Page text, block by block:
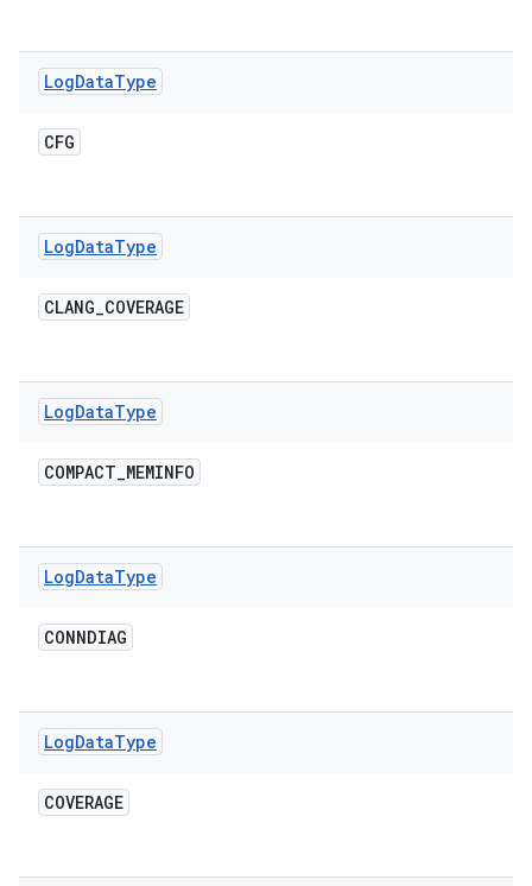
LogDataType
CFG
LogDataType
CLANG_COVERAGE
LogDataType
COMPACT_MEMINFO
LogDataType
CONNDIAG
LogDataType
COVERAGE